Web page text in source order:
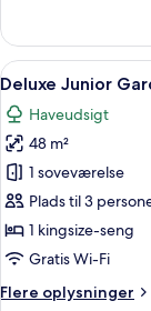
Garden
View
Double
Indlæs
alle
billeder
af
Deluxe
Junior
Garden
View
5
Deluxe Junior
Haveudsigt
48 m²
1 soveværelse
Plads til 3
1 kingsize-seng
Gratis Wi-Fi
Flere oplysninger
Flere